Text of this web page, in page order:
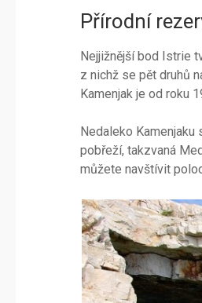
Přírodní
Nejjižnější bod Istrie
z nichž se pět druhů
Kamenjak je od roku
Nedaleko
pobřeží, takzvaná
můžete navštívit